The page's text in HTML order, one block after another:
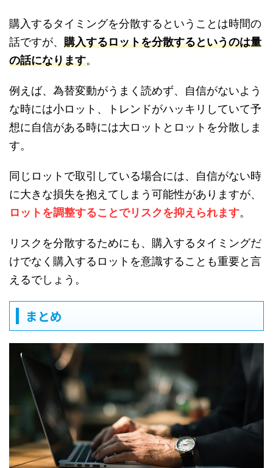
購入するタイミングを分散するということは時間の
話ですが、 購入するロットを分散するというのは量
の話になります。
例えば、為替変動がうまく読めず、自信がないよう
な時には小ロット、トレンドがハッキリしていて予
想に自信がある時には大ロットとロットを分散しま
す。
同じロットで取引している場合には、自信がない時
に大きな損失を抱えてしまう可能性がありますが、
ロットを調整することでリスクを抑えられます。
リスクを分散するためにも、購入するタイミングだ
けでなく購入するロットを意識することも重要と言
えるでしょう。
まとめ